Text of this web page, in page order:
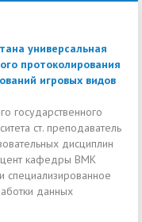
универсальная
протоколирования
игровых видов
государственного
ст. преподаватель
дисциплин
кафедры ВМК
специализированное
данных